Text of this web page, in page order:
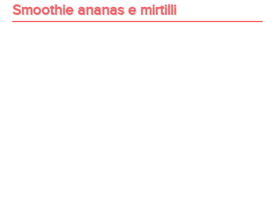
Smoothie ananas e mirtilli